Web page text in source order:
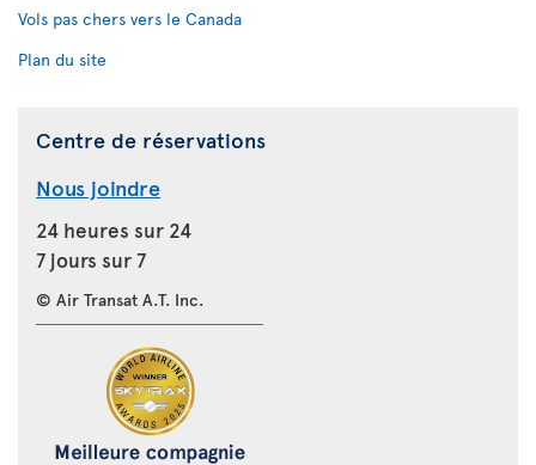
Vols pas chers vers le Canada
Plan du site
Centre de réservations
Nous joindre
24 heures sur 24
7 jours sur 7
© Air Transat A.T. Inc.